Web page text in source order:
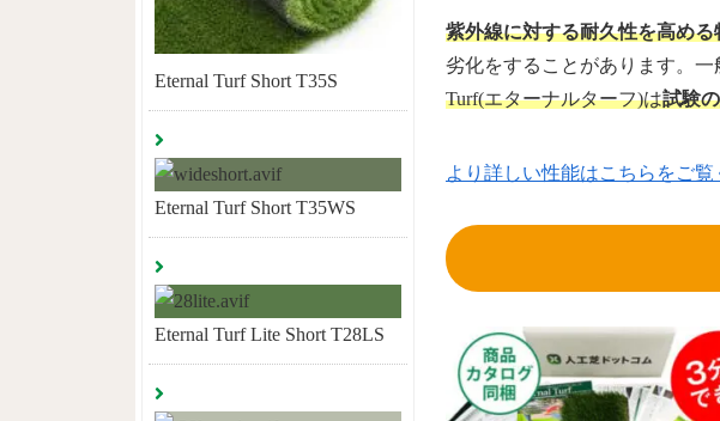
紫外線に対する耐久性を高め
劣化をすることがあります。一
Turf(エターナルターフ)は試験
より詳しい性能はこちらをご
Eternal Turf Short T35S
Eternal Turf Short T35WS
Eternal Turf Lite Short T28LS